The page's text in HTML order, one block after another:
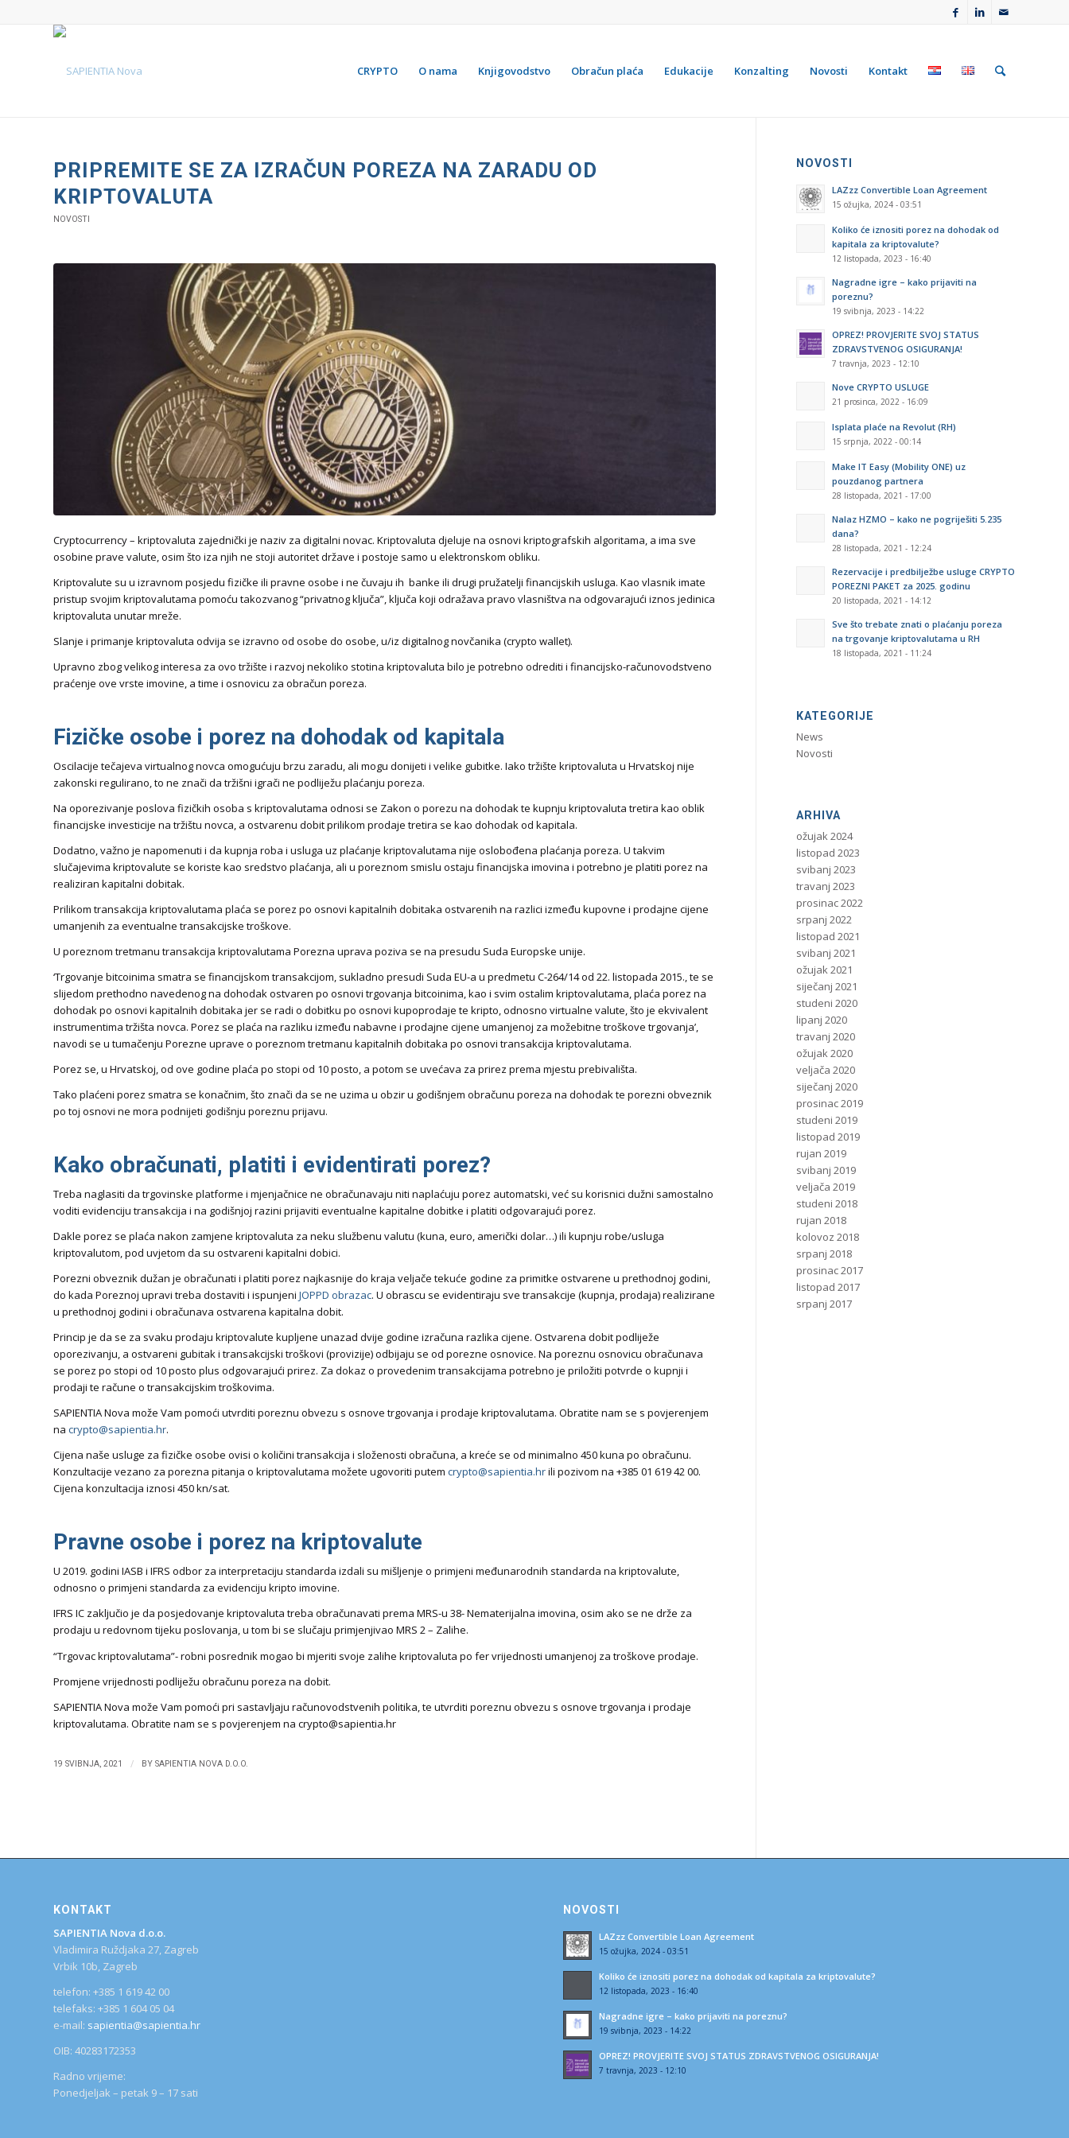
CRYPTO O nama Knjigovodstvo Obračun plaća Edukacije Konzalting Novosti Kontakt
PRIPREMITE SE ZA IZRAČUN POREZA NA ZARADU OD
KRIPTOVALUTA
NOVOSTI
Cryptocurrency – kriptovaluta zajednički je naziv za digitalni novac. Kriptovaluta djeluje na osnovi kriptografskih algoritama, a ima sve
osobine prave valute, osim što iza njih ne stoji autoritet države i postoje samo u elektronskom obliku.
Kriptovalute su u izravnom posjedu fizičke ili pravne osobe i ne čuvaju ih banke ili drugi pružatelji financijskih usluga. Kao vlasnik imate
pristup svojim kriptovalutama pomoću takozvanog “privatnog ključa”, ključa koji odražava pravo vlasništva na odgovarajući iznos jedinica
kriptovaluta unutar mreže.
Slanje i primanje kriptovaluta odvija se izravno od osobe do osobe, u/iz digitalnog novčanika (crypto wallet).
Upravno zbog velikog interesa za ovo tržište i razvoj nekoliko stotina kriptovaluta bilo je potrebno odrediti i financijsko-računovodstveno
praćenje ove vrste imovine, a time i osnovicu za obračun poreza.
Fizičke osobe i porez na dohodak od kapitala
Oscilacije tečajeva virtualnog novca omogućuju brzu zaradu, ali mogu donijeti i velike gubitke. Iako tržište kriptovaluta u Hrvatskoj nije
zakonski regulirano, to ne znači da tržišni igrači ne podliježu plaćanju poreza.
Na oporezivanje poslova fizičkih osoba s kriptovalutama odnosi se Zakon o porezu na dohodak te kupnju kriptovaluta tretira kao oblik
financijske investicije na tržištu novca, a ostvarenu dobit prilikom prodaje tretira se kao dohodak od kapitala.
Dodatno, važno je napomenuti i da kupnja roba i usluga uz plaćanje kriptovalutama nije oslobođena plaćanja poreza. U takvim
slučajevima kriptovalute se koriste kao sredstvo plaćanja, ali u poreznom smislu ostaju financijska imovina i potrebno je platiti porez na
realiziran kapitalni dobitak.
Prilikom transakcija kriptovalutama plaća se porez po osnovi kapitalnih dobitaka ostvarenih na razlici između kupovne i prodajne cijene
umanjenih za eventualne transakcijske troškove.
U poreznom tretmanu transakcija kriptovalutama Porezna uprava poziva se na presudu Suda Europske unije.
‘Trgovanje bitcoinima smatra se financijskom transakcijom, sukladno presudi Suda EU-a u predmetu C-264/14 od 22. listopada 2015., te se
slijedom prethodno navedenog na dohodak ostvaren po osnovi trgovanja bitcoinima, kao i svim ostalim kriptovalutama, plaća porez na
dohodak po osnovi kapitalnih dobitaka jer se radi o dobitku po osnovi kupoprodaje te kripto, odnosno virtualne valute, što je ekvivalent
instrumentima tržišta novca. Porez se plaća na razliku između nabavne i prodajne cijene umanjenoj za možebitne troškove trgovanja’,
navodi se u tumačenju Porezne uprave o poreznom tretmanu kapitalnih dobitaka po osnovi transakcija kriptovalutama.
Porez se, u Hrvatskoj, od ove godine plaća po stopi od 10 posto, a potom se uvećava za prirez prema mjestu prebivališta.
Tako plaćeni porez smatra se konačnim, što znači da se ne uzima u obzir u godišnjem obračunu poreza na dohodak te porezni obveznik
po toj osnovi ne mora podnijeti godišnju poreznu prijavu.
Kako obračunati, platiti i evidentirati porez?
Treba naglasiti da trgovinske platforme i mjenjačnice ne obračunavaju niti naplaćuju porez automatski, već su korisnici dužni samostalno
voditi evidenciju transakcija i na godišnjoj razini prijaviti eventualne kapitalne dobitke i platiti odgovarajući porez.
Dakle porez se plaća nakon zamjene kriptovaluta za neku službenu valutu (kuna, euro, američki dolar…) ili kupnju robe/usluga
kriptovalutom, pod uvjetom da su ostvareni kapitalni dobici.
Porezni obveznik dužan je obračunati i platiti porez najkasnije do kraja veljače tekuće godine za primitke ostvarene u prethodnoj godini,
do kada Poreznoj upravi treba dostaviti i ispunjeni JOPPD obrazac. U obrascu se evidentiraju sve transakcije (kupnja, prodaja) realizirane
u prethodnoj godini i obračunava ostvarena kapitalna dobit.
Princip je da se za svaku prodaju kriptovalute kupljene unazad dvije godine izračuna razlika cijene. Ostvarena dobit podliježe
oporezivanju, a ostvareni gubitak i transakcijski troškovi (provizije) odbijaju se od porezne osnovice. Na poreznu osnovicu obračunava
se porez po stopi od 10 posto plus odgovarajući prirez. Za dokaz o provedenim transakcijama potrebno je priložiti potvrde o kupnji i
prodaji te račune o transakcijskim troškovima.
SAPIENTIA Nova može Vam pomoći utvrditi poreznu obvezu s osnove trgovanja i prodaje kriptovalutama. Obratite nam se s povjerenjem
na crypto@sapientia.hr.
Cijena naše usluge za fizičke osobe ovisi o količini transakcija i složenosti obračuna, a kreće se od minimalno 450 kuna po obračunu.
Konzultacije vezano za porezna pitanja o kriptovalutama možete ugovoriti putem crypto@sapientia.hrili pozivom na +385 01 619 42 00.
Cijena konzultacija iznosi 450 kn/sat.
Pravne osobe i porez na kriptovalute
U 2019. godini IASB i IFRS odbor za interpretaciju standarda izdali su mišljenje o primjeni međunarodnih standarda na kriptovalute,
odnosno o primjeni standarda za evidenciju kripto imovine.
IFRS IC zaključio je da posjedovanje kriptovaluta treba obračunavati prema MRS-u 38- Nematerijalna imovina, osim ako se ne drže za
prodaju u redovnom tijeku poslovanja, u tom bi se slučaju primjenjivao MRS 2 – Zalihe.
“Trgovac kriptovalutama”- robni posrednik mogao bi mjeriti svoje zalihe kriptovaluta po fer vrijednosti umanjenoj za troškove prodaje.
Promjene vrijednosti podliježu obračunu poreza na dobit.
SAPIENTIA Nova može Vam pomoći pri sastavljaju računovodstvenih politika, te utvrditi poreznu obvezu s osnove trgovanja i prodaje
kriptovalutama. Obratite nam se s povjerenjem na crypto@sapientia.hr
19 SVIBNJA, 2021 / BY SAPIENTIA NOVA D.O.O.
NOVOSTI
LAZzz Convertible Loan Agreement
15 ožujka, 2024 - 03:51
Koliko će iznositi porez na dohodak od
kapitala za kriptovalute?
12 listopada, 2023 - 16:40
Nagradne igre – kako prijaviti na
poreznu?
19 svibnja, 2023 - 14:22
OPREZ! PROVJERITE SVOJ STATUS
ZDRAVSTVENOG OSIGURANJA!
7 travnja, 2023 - 12:10
Nove CRYPTO USLUGE
21 prosinca, 2022 - 16:09
Isplata plaće na Revolut (RH)
15 srpnja, 2022 - 00:14
Make IT Easy (Mobility ONE) uz
pouzdanog partnera
28 listopada, 2021 - 17:00
Nalaz HZMO – kako ne pogriješiti 5.235
dana?
28 listopada, 2021 - 12:24
Rezervacije i predbilježbe usluge CRYPTO
POREZNI PAKET za 2025. godinu
20 listopada, 2021 - 14:12
Sve što trebate znati o plaćanju poreza
na trgovanje kriptovalutama u RH
18 listopada, 2021 - 11:24
KATEGORIJE
News
Novosti
ARHIVA
ožujak 2024
listopad 2023
svibanj 2023
travanj 2023
prosinac 2022
srpanj 2022
listopad 2021
svibanj 2021
ožujak 2021
siječanj 2021
studeni 2020
lipanj 2020
travanj 2020
ožujak 2020
veljača 2020
siječanj 2020
prosinac 2019
studeni 2019
listopad 2019
rujan 2019
svibanj 2019
veljača 2019
studeni 2018
rujan 2018
kolovoz 2018
srpanj 2018
prosinac 2017
listopad 2017
srpanj 2017
KONTAKT
SAPIENTIA Nova d.o.o.
Vladimira Ruždjaka 27, Zagreb
Vrbik 10b, Zagreb
telefon: +385 1 619 42 00
telefaks: +385 1 604 05 04
e-mail: sapientia@sapientia.hr
OIB: 40283172353
Radno vrijeme:
Ponedjeljak – petak 9 – 17 sati
NOVOSTI
LAZzz Convertible Loan Agreement
15 ožujka, 2024 - 03:51
Koliko će iznositi porez na dohodak od kapitala za kriptovalute?
12 listopada, 2023 - 16:40
Nagradne igre – kako prijaviti na poreznu?
19 svibnja, 2023 - 14:22
OPREZ! PROVJERITE SVOJ STATUS ZDRAVSTVENOG OSIGURANJA!
7 travnja, 2023 - 12:10